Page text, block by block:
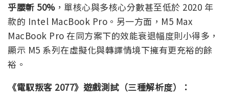
乎腰斬 50%，單核心與多核心分數甚至低於 2020 年
款的 Intel MacBook Pro。另一方面，M5 Max
MacBook Pro 在同方案下的效能衰退幅度則小得多，
顯示 M5 系列在虛擬化與轉譯情境下擁有更充裕的餘
裕。
《電馭叛客 2077》遊戲測試（三種解析度）：